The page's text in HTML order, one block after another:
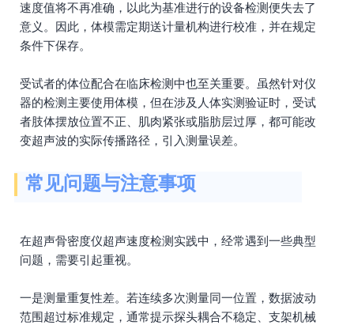
速度值将不再准确，以此为基准进行的设备检测便失去了
意义。因此，体模需定期送计量机构进行校准，并在规定
条件下保存。
受试者的体位配合在临床检测中也至关重要。虽然针对仪
器的检测主要使用体模，但在涉及人体实测验证时，受试
者肢体摆放位置不正、肌肉紧张或脂肪层过厚，都可能改
变超声波的实际传播路径，引入测量误差。
常见问题与注意事项
在超声骨密度仪超声速度检测实践中，经常遇到一些典型
问题，需要引起重视。
一是测量重复性差。若连续多次测量同一位置，数据波动
范围超过标准规定，通常提示探头耦合不稳定、支架机械